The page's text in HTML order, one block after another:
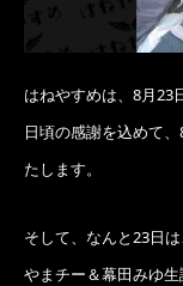
はねやすめは、8月23
日頃の感謝を込めて
たします。
そして、なんと23日は
やまチー＆幕田みゆ